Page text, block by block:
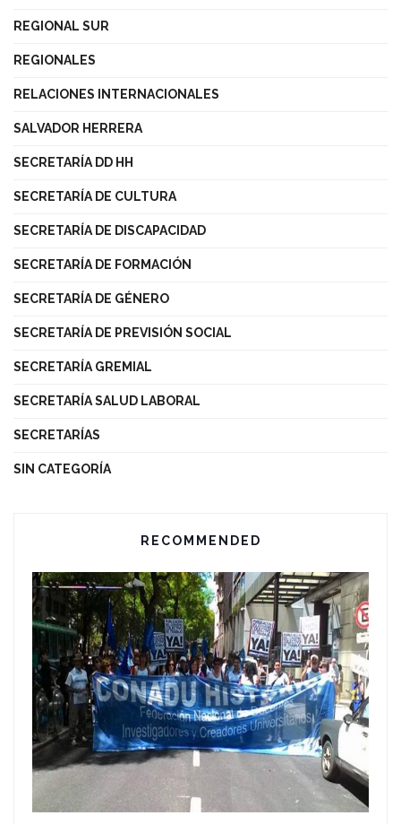
REGIONAL SUR
REGIONALES
RELACIONES INTERNACIONALES
SALVADOR HERRERA
SECRETARÍA DD HH
SECRETARÍA DE CULTURA
SECRETARÍA DE DISCAPACIDAD
SECRETARÍA DE FORMACIÓN
SECRETARÍA DE GÉNERO
SECRETARÍA DE PREVISIÓN SOCIAL
SECRETARÍA GREMIAL
SECRETARÍA SALUD LABORAL
SECRETARÍAS
SIN CATEGORÍA
RECOMMENDED